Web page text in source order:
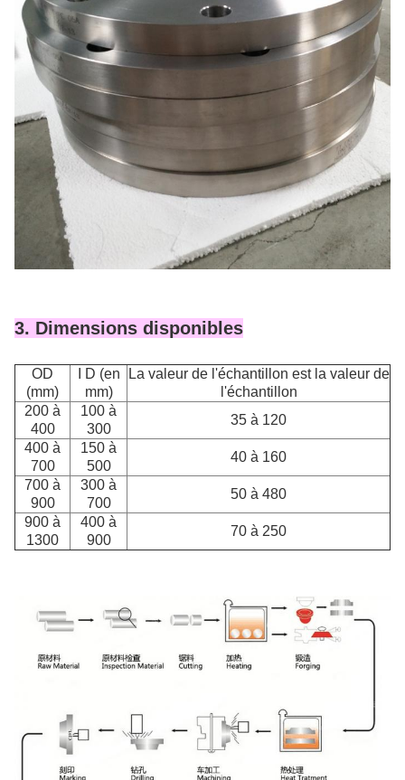
3. Dimensions disponibles
OD
(mm)
I D (en
mm)
La valeur de l'échantillon est la valeur de
l'échantillon
200 à
400
100 à
300
35 à 120
400 à
700
150 à
500
40 à 160
700 à
900
300 à
700
50 à 480
900 à
1300
400 à
900
70 à 250